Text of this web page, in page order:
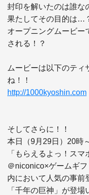
封印を解いたのは誰な
果たしてその目的は…
オープニングムービー
される！？
ムービーは以下のティ
http://1000kyoshin.com
そしてさらに！！
本日（9月29日）20時
「もらえるよっ！ス
＠niconico×ゲームギフ
内において人気の事前
「千年の巨神」が登